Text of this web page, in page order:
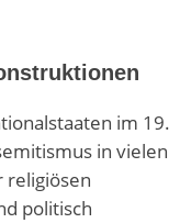
im 19.
in vielen
religiösen
politisch